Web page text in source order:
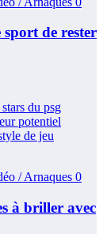
sport de rester
/ Arnaques 0
à briller avec